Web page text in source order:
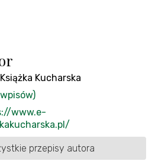
Kucharska
www.e-
przepisy autora